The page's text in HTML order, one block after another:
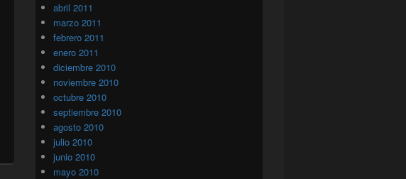
el apoyo Del plan marroquí de autonomía para el Sáhara
abril 2011
marzo 2011
febrero 2011
enero 2011
diciembre 2010
noviembre 2010
octubre 2010
septiembre 2010
agosto 2010
julio 2010
junio 2010
mayo 2010